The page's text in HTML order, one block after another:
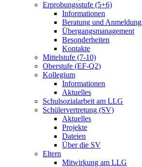
Erprobungsstufe (5+6)
Informationen
Beratung und Anmeldung
Übergangsmanagement
Besonderheiten
Kontakte
Mittelstufe (7-10)
Oberstufe (EF-Q2)
Kollegium
Informationen
Aktuelles
Schulsozialarbeit am LLG
Schülervertretung (SV)
Aktuelles
Projekte
Dateien
Über die SV
Eltern
Mitwirkung am LLG